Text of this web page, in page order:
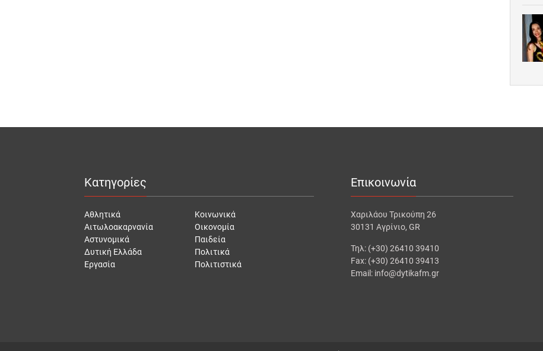
Κατηγορίες
Αθλητικά
Αιτωλοακαρνανία
Αστυνομικά
Δυτική Ελλάδα
Εργασία
Κοινωνικά
Οικονομία
Παιδεία
Πολιτικά
Πολιτιστικά
Επικοινωνία
Χαριλάου Τρικούπη 26
30131 Αγρίνιο, GR
Τηλ: (+30) 26410 39410
Fax: (+30) 26410 39413
Email: info@dytikafm.gr